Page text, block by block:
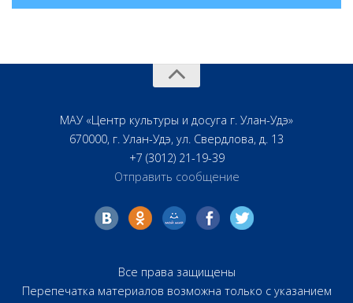
МАУ «Центр культуры и досуга г. Улан-Удэ»
670000, г. Улан-Удэ, ул. Свердлова, д. 13
+7 (3012) 21-19-39
Отправить сообщение
Все права защищены
Перепечатка материалов возможна только с указанием